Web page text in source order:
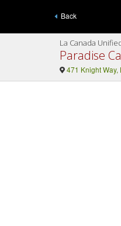
Back
La Canada
Paradise
471 Knight